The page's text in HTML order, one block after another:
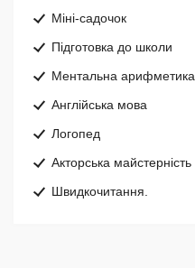
Міні-садочок
Підготовка до школи
Ментальна арифметика
Англійська мова
Логопед
Акторська майстерність
Швидкочитання.